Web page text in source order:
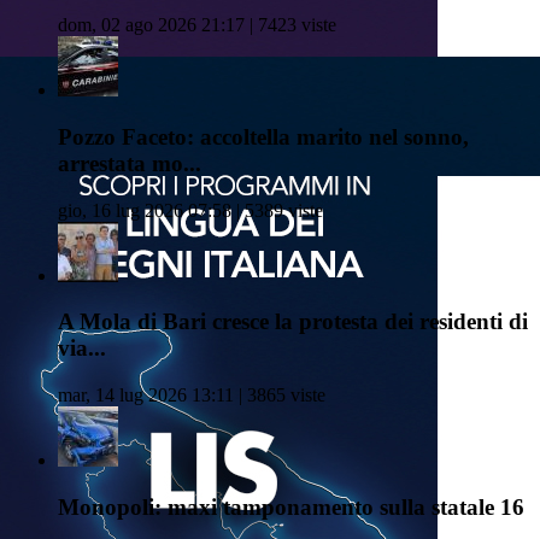
dom, 02 ago 2026 21:17 | 7423 viste
Pozzo Faceto: accoltella marito nel sonno,
arrestata mo...
gio, 16 lug 2026 07:58 | 5389 viste
A Mola di Bari cresce la protesta dei residenti di
via...
mar, 14 lug 2026 13:11 | 3865 viste
Monopoli: maxi tamponamento sulla statale 16